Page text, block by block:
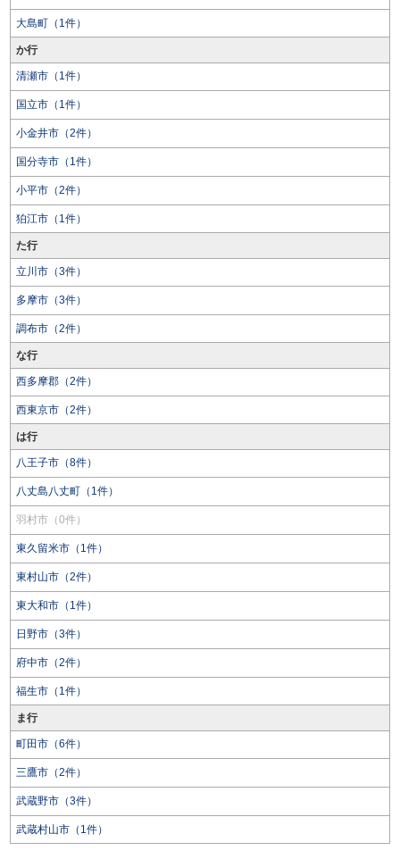
大島町（1件）
か行
清瀬市（1件）
国立市（1件）
小金井市（2件）
国分寺市（1件）
小平市（2件）
狛江市（1件）
た行
立川市（3件）
多摩市（3件）
調布市（2件）
な行
西多摩郡（2件）
西東京市（2件）
は行
八王子市（8件）
八丈島八丈町（1件）
羽村市（0件）
東久留米市（1件）
東村山市（2件）
東大和市（1件）
日野市（3件）
府中市（2件）
福生市（1件）
ま行
町田市（6件）
三鷹市（2件）
武蔵野市（3件）
武蔵村山市（1件）